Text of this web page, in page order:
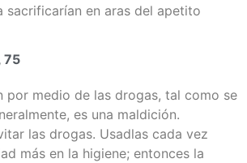
sacrificarían en aras del apetito
75
por medio de las drogas, tal como se
es una maldición.
las drogas. Usadlas cada vez
más en la higiene; entonces la